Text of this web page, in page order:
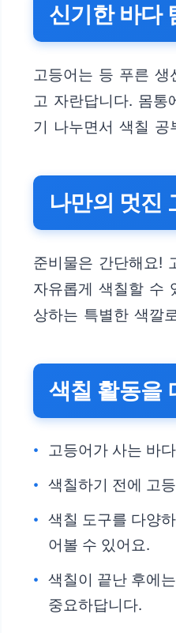
신기한 바다
고등어는 등 푸른
고 자란답니다. 몸통
기 나누면서 색칠 공
나만의 멋진
준비물은 간단해요!
자유롭게 색칠할 수
상하는 특별한 색깔
색칠 활동을
고등어가 사는 바
색칠하기 전에 고
색칠 도구를 다양
어볼 수 있어요.
색칠이 끝난 후에
중요하답니다.